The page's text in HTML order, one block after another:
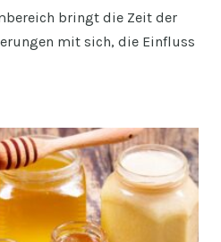
bringt die Zeit der
mit sich, die Einfluss